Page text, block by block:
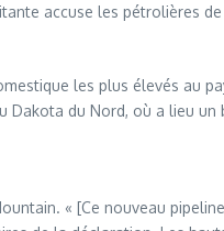
accuse les pétrolières
les plus élevés au
Dakota du Nord, où a lieu
« [Ce nouveau